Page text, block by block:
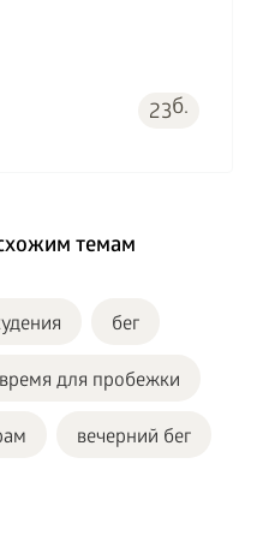
23б.
темам
бег
для пробежки
вечерний бег